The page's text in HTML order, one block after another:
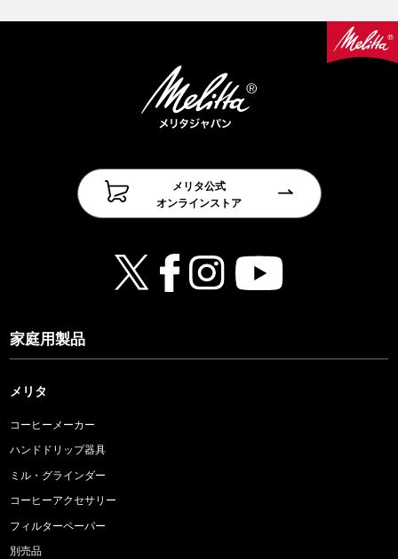
メリタ公式
オンラインストア
家庭用製品
メリタ
コーヒーメーカー
ハンドドリップ器具
ミル・グラインダー
コーヒーアクセサリー
フィルターペーパー
別売品